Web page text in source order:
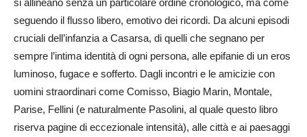
si allineano senza un particolare ordine cronologico, ma come
seguendo il flusso libero, emotivo dei ricordi. Da alcuni episodi
cruciali dell’infanzia a Casarsa, di quelli che segnano per
sempre l’intima identità di ogni persona, alle epifanie di un eros
luminoso, fugace e sofferto. Dagli incontri e le amicizie con
uomini straordinari come Comisso, Biagio Marin, Montale,
Parise, Fellini (e naturalmente Pasolini, al quale questo libro
riserva pagine di eccezionale intensità), alle città e ai paesaggi